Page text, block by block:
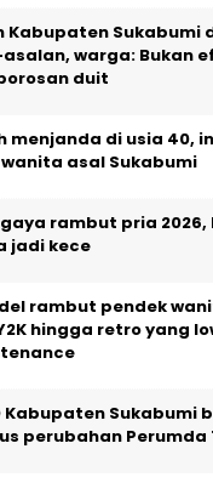
Kabupaten Sukabumi
warga: Bukan
duit
menjanda di usia 40,
asal Sukabumi
gaya rambut pria
jadi kece
rambut pendek
hingga retro yang
Kabupaten Sukabumi
perubahan Perumda